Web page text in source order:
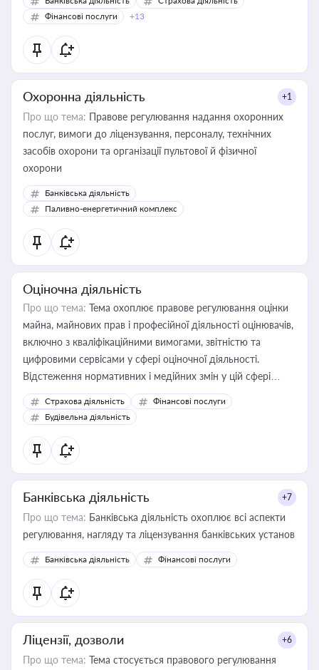
Фінансові послуги
+13
Охоронна діяльність +1
Про що тема: Правове регулювання надання охоронних
послуг, вимоги до ліцензування, персоналу, технічних
засобів охорони та організації пультової й фізичної
охорони
Банківська діяльність
Паливно-енергетичний комплекс
Оціночна діяльність
Про що тема: Тема охоплює правове регулювання оцінки
майна, майнових прав і професійної діяльності оцінювачів,
включно з кваліфікаційними вимогами, звітністю та
цифровими сервісами у сфері оціночної діяльності.
Відстеження нормативних і медійних змін у цій сфері
корисне для власника бізнесу, керівника, юриста або
бухгалтера під час оподаткування, приватизації, оренди
державного майна, корпоративних угод і перевірки
статусу суб'єктів оціночної діяльності
Страхова діяльність
Фінансові послуги
Будівельна діяльність
Банківська діяльність +7
Про що тема: Банківська діяльність охоплює всі аспекти
регулювання, нагляду та ліцензування банківських установ
Банківська діяльність Фінансові послуги
Ліцензії, дозволи +6
Про що тема: Тема стосується правового регулювання